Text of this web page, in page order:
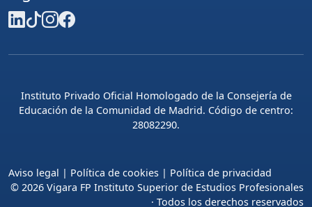
Instituto Privado Oficial Homologado de la Consejería de
Educación de la Comunidad de Madrid. Código de centro:
28082290.
Aviso legal | Política de cookies | Política de privacidad
© 2026 Vigara FP Instituto Superior de Estudios Profesionales
· Todos los derechos reservados